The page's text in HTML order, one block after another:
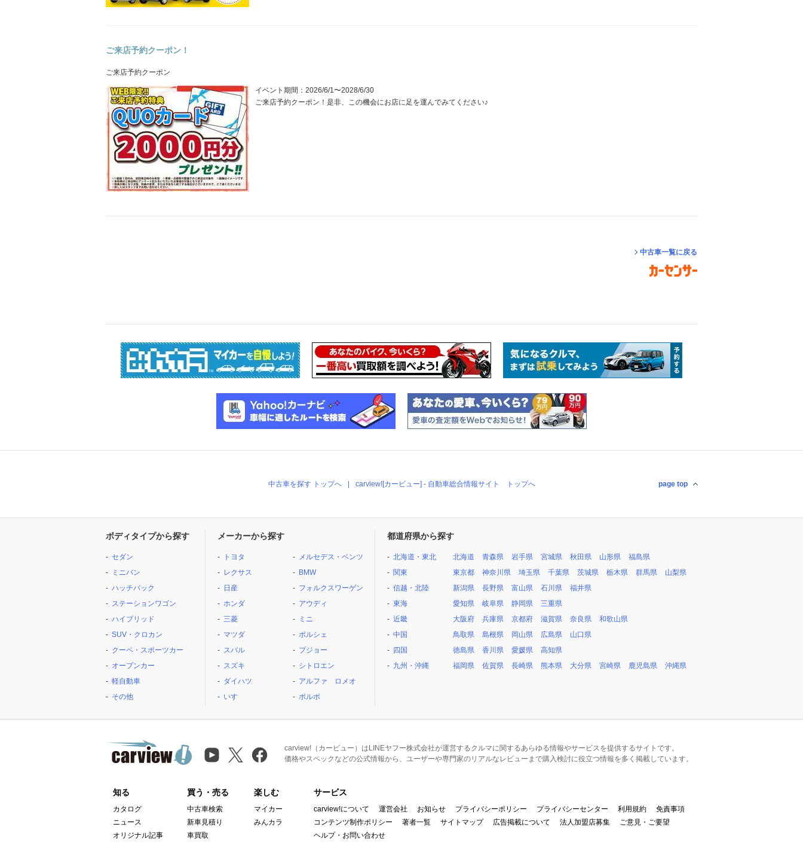
ご来店予約クーポン！
ご来店予約クーポン
イベント期間：2026/6/1〜2028/6/30
ご来店予約クーポン！是非、この機会にお店に足を運んでみてください♪
中古車一覧に戻る
中古車を探す トップへ carview![カービュー] - 自動車総合情報サイト トップへ page top
ボディタイプから探す
セダン
ミニバン
ハッチバック
ステーションワゴン
ハイブリッド
SUV・クロカン
クーペ・スポーツカー
オープンカー
軽自動車
その他
メーカーから探す
トヨタ
レクサス
日産
ホンダ
三菱
マツダ
スバル
スズキ
ダイハツ
いすゞ
メルセデス・ベンツ
BMW
フォルクスワーゲン
アウディ
ミニ
ポルシェ
プジョー
シトロエン
アルファ ロメオ
ボルボ
都道府県から探す
北海道・東北 北海道 青森県 岩手県 宮城県 秋田県 山形県
福島県
関東
東京都 神奈川県 埼玉県 千葉県 茨城県 栃木県 群馬県
山梨県
信越・北陸
新潟県 長野県 富山県 石川県
福井県
東海
愛知県 岐阜県 静岡県
三重県
近畿
大阪府 兵庫県 京都府 滋賀県 奈良県
和歌山県
中国
鳥取県 島根県 岡山県 広島県
山口県
四国
徳島県 香川県 愛媛県
高知県
九州・沖縄
福岡県 佐賀県 長崎県 熊本県 大分県 宮崎県 鹿児島県 沖縄県
carview!（カービュー）はLINEヤフー株式会社が運営するクルマに関するあらゆる情報やサービスを提供するサイトです。
価格やスペックなどの公式情報から、ユーザーや専門家のリアルなレビューまで購入検討に役立つ情報を多く掲載しています。
知る
カタログ
ニュース
オリジナル記事
買う・売る
中古車検索
新車見積り
車買取
楽しむ
マイカー
みんカラ
サービス
carview!について 運営会社 お知らせ プライバシーポリシー プライバシーセンター 利用規約
免責事項
コンテンツ制作ポリシー
著者一覧 サイトマップ 広告掲載について 法人加盟店募集
ご意見・ご要望
ヘルプ・お問い合わせ